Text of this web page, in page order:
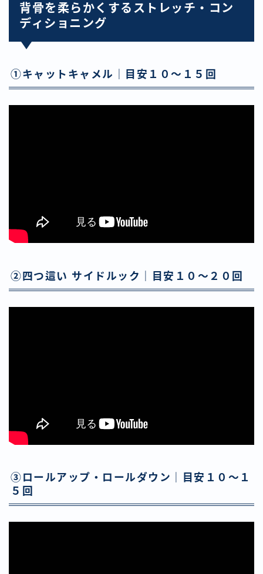
背骨を柔らかくするストレッチ・コン
ディショニング
①キャットキャメル｜目安１０〜１５回
②四つ這い サイドルック｜目安１０〜２０回
③ロールアップ・ロールダウン｜目安１０〜１
５回